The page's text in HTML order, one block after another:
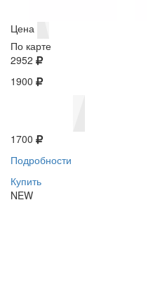
Цена
По карте
2952
1900
1700
Подробности
Купить
NEW